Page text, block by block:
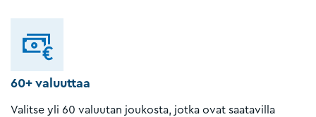
60+ valuuttaa
Valitse yli 60 valuutan joukosta, jotka ovat saatavilla